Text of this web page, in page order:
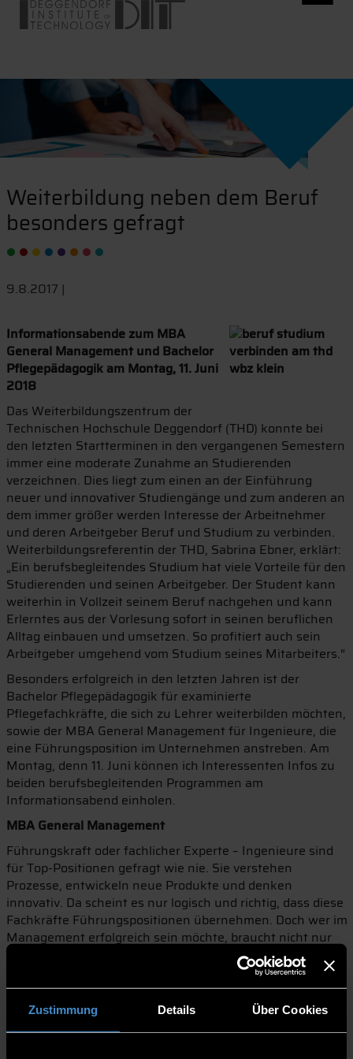
Zustimmung Details Über Cookies
Weiterbildung neben dem Beruf
besonders gefragt
9.8.2017 |
Informationsabende zum MBA
General Management und Bachelor
Pflegepädagogik am Montag, 11. Juni
2018
Das Weiterbildungszentrum der
Technischen Hochschule Deggendorf (THD) konnte bei
den letzten Startterminen in den vergangenen Semestern
immer eine moderate Zunahme an Studierenden
verzeichnen. Dies liegt zum einen an der Einführung
neuer und innovativer Studiengänge und zum anderen an
dem immer größer werden Interesse der Arbeitnehmer
und deren Arbeitgeber Beruf und Studium zu verbinden.
Weiterbildungsreferentin der THD, Sabrina Ebner, erklärt:
„Ein berufsbegleitendes Studium hat viele Vorteile für den
Studierenden und seinen Arbeitgeber. Der Student kann
weiterhin in Vollzeit seinem Beruf nachgehen und kann
Erlerntes aus der Vorlesung sofort in seinen beruflichen
Alltag einbauen und umsetzen. So profitiert auch sein
Arbeitgeber umgehend vom Studium seines Mitarbeiters.“
Besonders erfolgreich in den letzten Jahren ist der
Bachelor Pflegepädagogik für examinierte
Pflegefachkräfte, die sich zu Lehrer weiterbilden möchten,
sowie der MBA General Management für Ingenieure, die
eine Führungsposition im Unternehmen anstreben. Am
Montag, denn 11. Juni können ich Interessenten Infos zu
beiden berufsbegleitenden Programmen am
Informationsabend einholen.
MBA General Management
Führungskraft oder fachlicher Experte – Ingenieure sind
für Top-Positionen gefragt wie nie. Sie verstehen
Prozesse, entwickeln neue Produkte und denken
innovativ. Da scheint es nur logisch und richtig, dass diese
Fachkräfte Führungspositionen übernehmen. Doch wer im
Management erfolgreich sein möchte, braucht nicht nur
fachliches Wissen, von ihm wird auch wirtschaftliches
Denken gefordert. Der MBA General Management schlägt
die Brücke zwischen Fach- und Managementkompetenz,
gespickt mit BWL-Wissen. Besonders interessant ist der